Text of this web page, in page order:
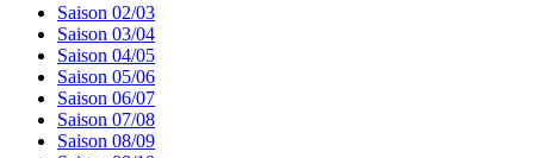
Saison 02/03
Saison 03/04
Saison 04/05
Saison 05/06
Saison 06/07
Saison 07/08
Saison 08/09